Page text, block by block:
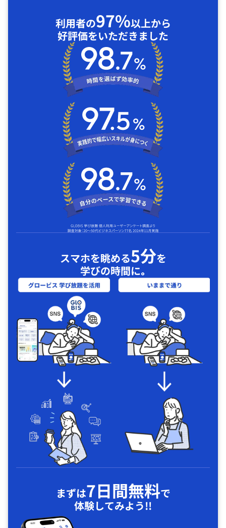
利用者の97%以上から
好評価をいただきました
スマホを眺める5分を
学びの時間に｡
まずは7日間無料で
体験してみよう!!